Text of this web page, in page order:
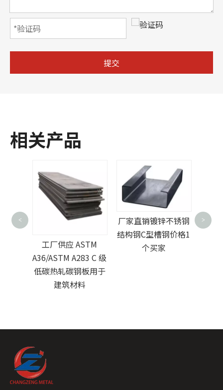
提交
相关产品
工厂供应 ASTM
A36/ASTM A283 C 级
低碳热轧碳钢板用于
建筑材料
厂家直销镀锌不锈钢
结构钢C型槽钢价格1
个买家
镀
< >